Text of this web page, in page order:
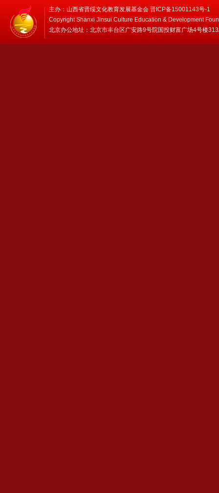
主办：山西省晋绥文化教育发展基金会 晋ICP备15001143号-1
Copyright Shanxi Jinsui Culture Education & Development
北京办公地址：北京市丰台区广安路9号院国投财富广场4号楼